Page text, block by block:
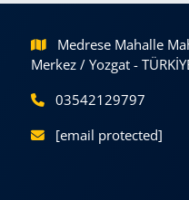
Medrese Mahalle
Merkez / Yozgat -
03542129797
[email protected]